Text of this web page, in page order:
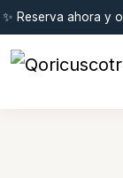
✨ Reserva ahora y